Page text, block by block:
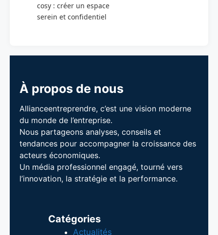
cosy : créer un espace
serein et confidentiel
À propos de nous
Allianceentreprendre, c’est une vision moderne
du monde de l’entreprise.
Nous partageons analyses, conseils et
tendances pour accompagner la croissance des
acteurs économiques.
Un média professionnel engagé, tourné vers
l’innovation, la stratégie et la performance.
Catégories
Actualités